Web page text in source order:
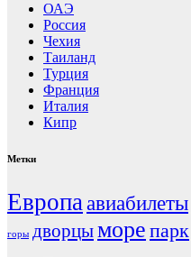
ОАЭ
Россия
Чехия
Таиланд
Турция
Франция
Италия
Кипр
Метки
Европаавиабилеты
горы дворцыморе парк